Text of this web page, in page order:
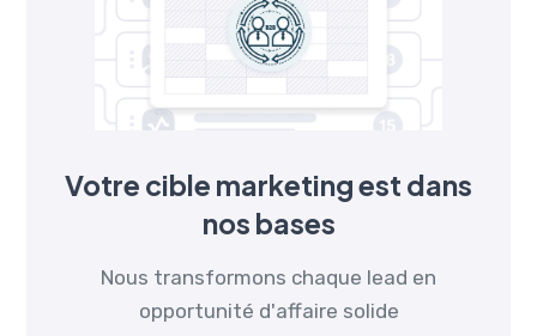
Votre cible marketing est dans
nos bases
Nous transformons chaque lead en
opportunité d'affaire solide